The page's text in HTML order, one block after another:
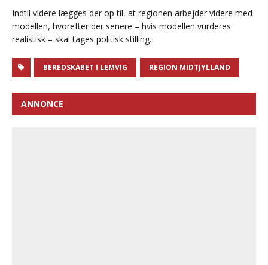
Indtil videre lægges der op til, at regionen arbejder videre med
modellen, hvorefter der senere – hvis modellen vurderes
realistisk – skal tages politisk stilling.
BEREDSKABET I LEMVIG REGION MIDTJYLLAND
ANNONCE